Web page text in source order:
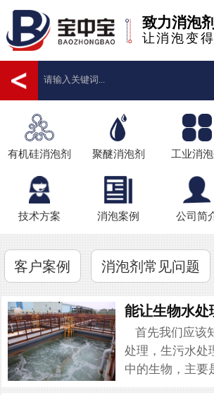
致力消泡
让消泡变
有机硅消泡剂 聚醚消泡剂 工业消泡
技术方案 消泡案例 公司简
客户案例 消泡剂常见问题
首先我们应该
处理，生污水处
中的生物，主要